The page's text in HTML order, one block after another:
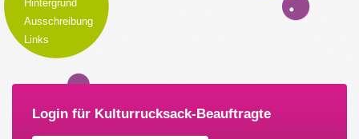
Hintergrund
Ausschreibung
Links